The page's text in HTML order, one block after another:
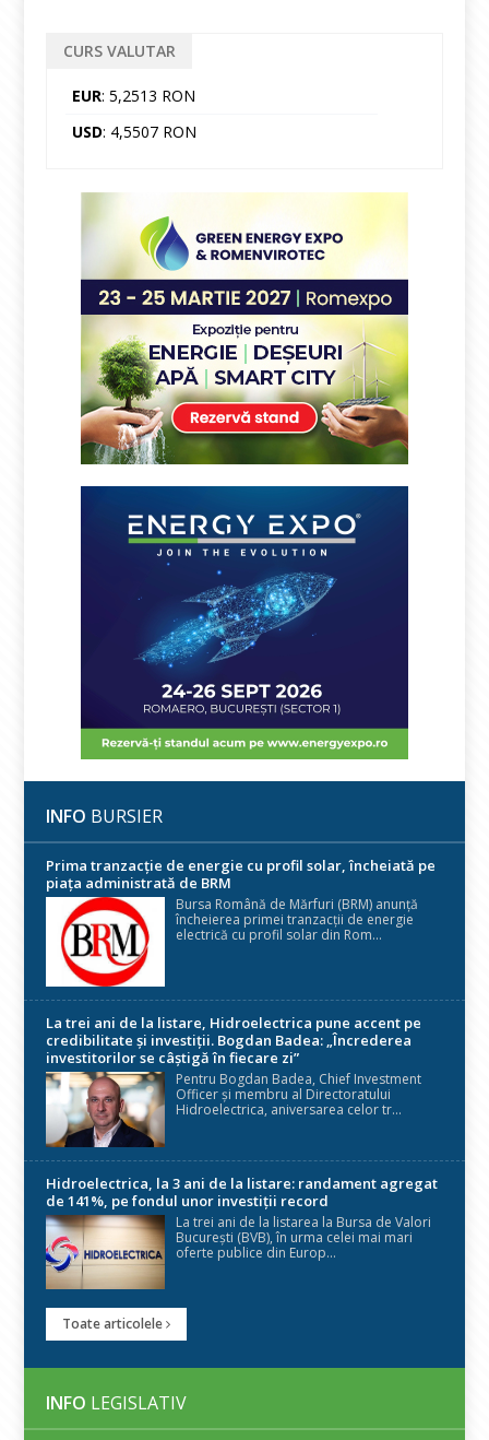
CURS VALUTAR
EUR: 5,2513 RON
USD: 4,5507 RON
INFO BURSIER
Prima tranzacție de energie cu profil solar, încheiată pe
piața administrată de BRM
Bursa Română de Mărfuri (BRM) anunță
încheierea primei tranzacții de energie
electrică cu profil solar din Rom...
La trei ani de la listare, Hidroelectrica pune accent pe
credibilitate și investiții. Bogdan Badea: „Încrederea
investitorilor se câștigă în fiecare zi”
Pentru Bogdan Badea, Chief Investment
Officer și membru al Directoratului
Hidroelectrica, aniversarea celor tr...
Hidroelectrica, la 3 ani de la listare: randament agregat
de 141%, pe fondul unor investiții record
La trei ani de la listarea la Bursa de Valori
București (BVB), în urma celei mai mari
oferte publice din Europ...
Toate articolele
INFO LEGISLATIV